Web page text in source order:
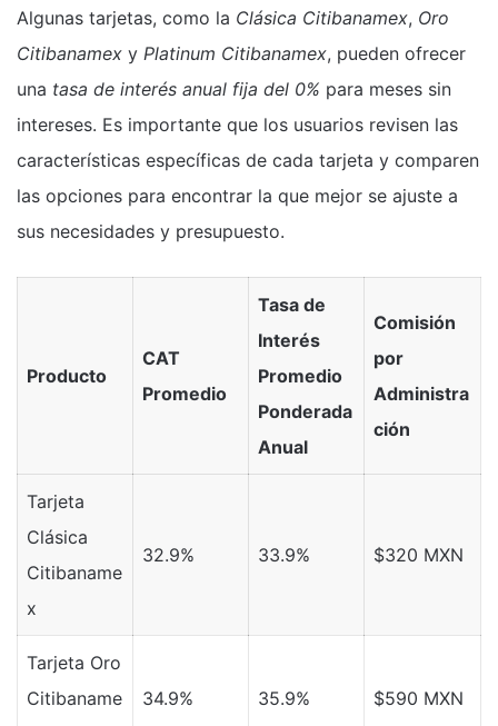
Algunas tarjetas, como la Clásica Citibanamex, Oro
Citibanamex y Platinum Citibanamex, pueden ofrecer
una tasa de interés anual fija del 0% para meses sin
intereses. Es importante que los usuarios revisen las
características específicas de cada tarjeta y comparen
las opciones para encontrar la que mejor se ajuste a
sus necesidades y presupuesto.
Producto
CAT
Promedio
Tasa de
Interés
Promedio
Ponderada
Anual
Comisión
por
Administra
ción
Tarjeta
Clásica
Citibaname
x
32.9% 33.9% $320 MXN
Tarjeta Oro
Citibaname
34.9% 35.9% $590 MXN